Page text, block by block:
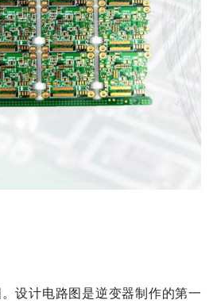
设计电路图是逆变器制作的第一